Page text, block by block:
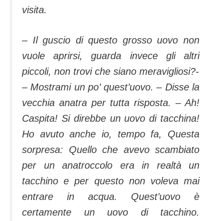
visita.
– Il guscio di questo grosso uovo non
vuole aprirsi, guarda invece gli altri
piccoli, non trovi che siano meravigliosi?-
– Mostrami un po’ quest’uovo. – Disse la
vecchia anatra per tutta risposta. – Ah!
Caspita! Si direbbe un uovo di tacchina!
Ho avuto anche io, tempo fa, Questa
sorpresa: Quello che avevo scambiato
per un anatroccolo era in realtà un
tacchino e per questo non voleva mai
entrare in acqua. Quest’uovo è
certamente un uovo di tacchino.